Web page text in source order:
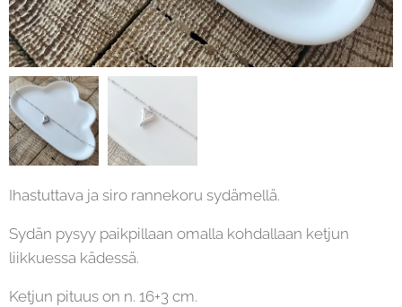
Ihastuttava ja siro rannekoru sydämellä.
Sydän pysyy paikpillaan omalla kohdallaan ketjun
liikkuessa kädessä.
Ketjun pituus on n. 16+3 cm.